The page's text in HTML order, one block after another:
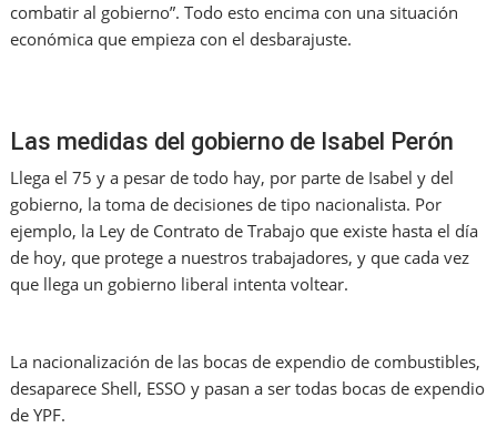
combatir al gobierno”. Todo esto encima con una situación
económica que empieza con el desbarajuste.
Las medidas del gobierno de Isabel Perón
Llega el 75 y a pesar de todo hay, por parte de Isabel y del
gobierno, la toma de decisiones de tipo nacionalista. Por
ejemplo, la Ley de Contrato de Trabajo que existe hasta el día
de hoy, que protege a nuestros trabajadores, y que cada vez
que llega un gobierno liberal intenta voltear.
La nacionalización de las bocas de expendio de combustibles,
desaparece Shell, ESSO y pasan a ser todas bocas de expendio
de YPF.